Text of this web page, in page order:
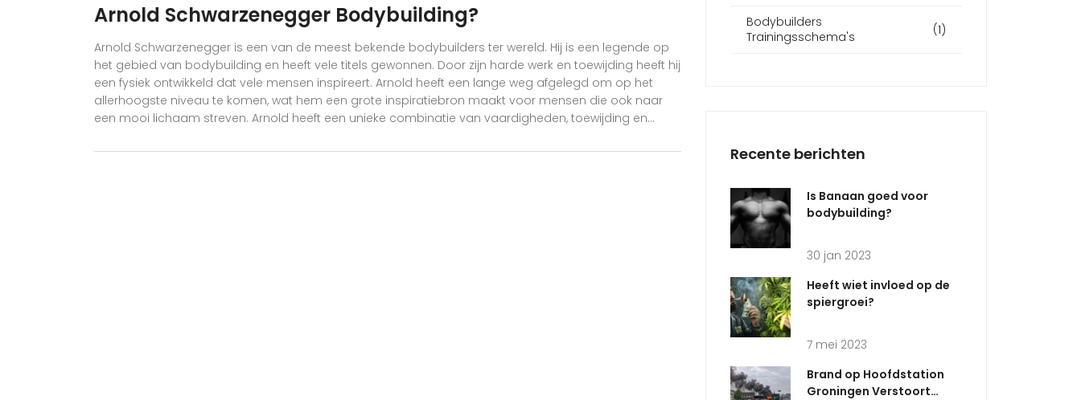
Arnold Schwarzenegger Bodybuilding?
Arnold Schwarzenegger is een van de meest bekende bodybuilders ter wereld. Hij is een legende op
het gebied van bodybuilding en heeft vele titels gewonnen. Door zijn harde werk en toewijding heeft hij
een fysiek ontwikkeld dat vele mensen inspireert. Arnold heeft een lange weg afgelegd om op het
allerhoogste niveau te komen, wat hem een grote inspiratiebron maakt voor mensen die ook naar
een mooi lichaam streven. Arnold heeft een unieke combinatie van vaardigheden, toewijding en
Bodybuilders
Trainingsschema's
(1)
Recente berichten
Is Banaan goed voor
bodybuilding?
30 jan 2023
Heeft wiet invloed op de
spiergroei?
7 mei 2023
Brand op Hoofdstation
Groningen Verstoort